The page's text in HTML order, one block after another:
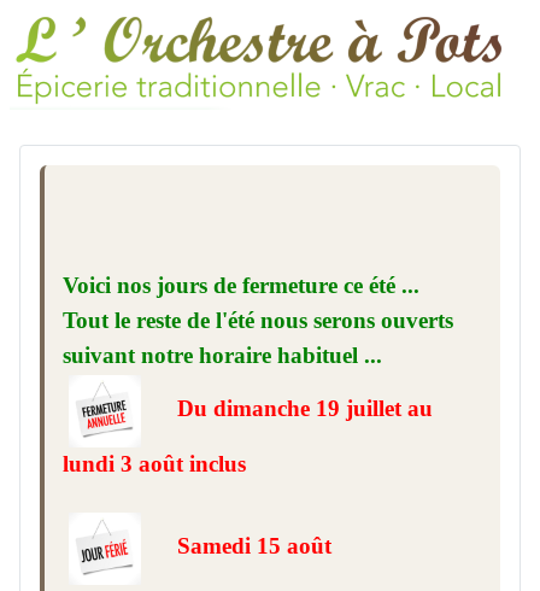
Voici nos jours de fermeture ce été ...
Tout le reste de l'été nous serons ouverts
suivant notre horaire habituel ...
Du dimanche 19 juillet au
lundi 3 août inclus
Samedi 15 août